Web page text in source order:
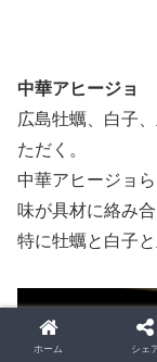
中華アヒージョ
広島牡蠣、白子
ただく。
中華アヒージョ
味が具材に絡み
特に牡蠣と白子
ホーム シェ